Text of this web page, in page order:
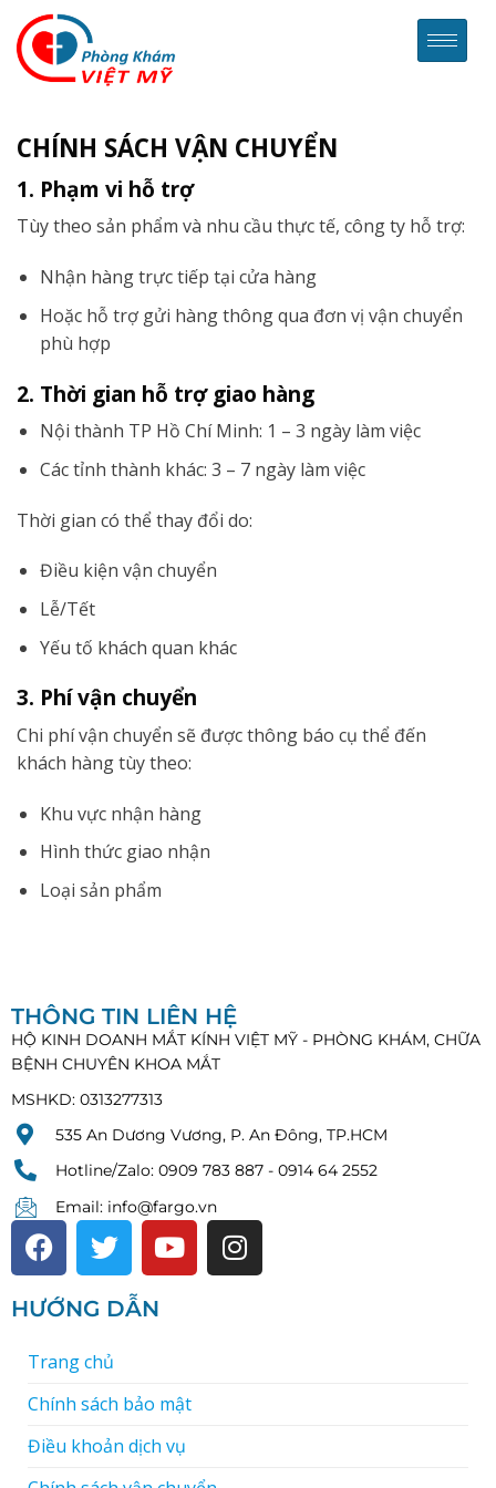
CHÍNH SÁCH VẬN CHUYỂN
1. Phạm vi hỗ trợ
Tùy theo sản phẩm và nhu cầu thực tế, công ty hỗ trợ:
Nhận hàng trực tiếp tại cửa hàng
Hoặc hỗ trợ gửi hàng thông qua đơn vị vận chuyển
phù hợp
2. Thời gian hỗ trợ giao hàng
Nội thành TP Hồ Chí Minh: 1 – 3 ngày làm việc
Các tỉnh thành khác: 3 – 7 ngày làm việc
Thời gian có thể thay đổi do:
Điều kiện vận chuyển
Lễ/Tết
Yếu tố khách quan khác
3. Phí vận chuyển
Chi phí vận chuyển sẽ được thông báo cụ thể đến
khách hàng tùy theo:
Khu vực nhận hàng
Hình thức giao nhận
Loại sản phẩm
THÔNG TIN LIÊN HỆ
HỘ KINH DOANH MẮT KÍNH VIỆT MỸ - PHÒNG KHÁM, CHỮA
BỆNH CHUYÊN KHOA MẮT
MSHKD: 0313277313
535 An Dương Vương, P. An Đông, TP.HCM
Hotline/Zalo: 0909 783 887 - 0914 64 2552
Email: info@fargo.vn
HƯỚNG DẪN
Trang chủ
Chính sách bảo mật
Điều khoản dịch vụ